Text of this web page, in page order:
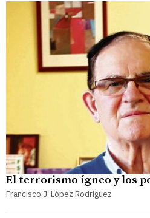
El terrorismo ígneo y los
Francisco J. López Rodríguez